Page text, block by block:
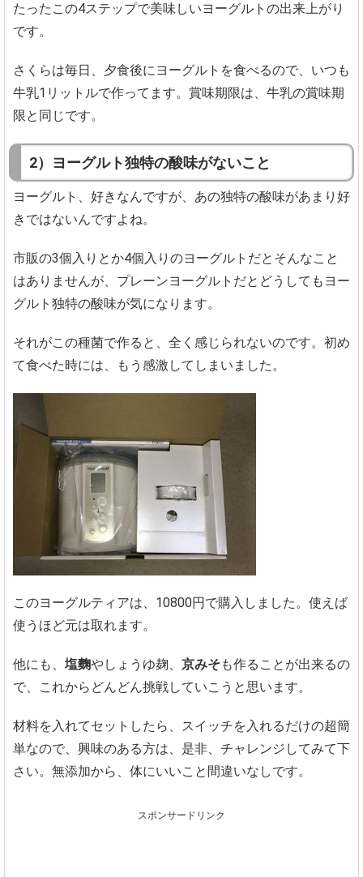
たったこの4ステップで美味しいヨーグルトの出来上がり
です。
さくらは毎日、夕食後にヨーグルトを食べるので、いつも
牛乳1リットルで作ってます。賞味期限は、牛乳の賞味期
限と同じです。
2）ヨーグルト独特の酸味がないこと
ヨーグルト、好きなんですが、あの独特の酸味があまり好
きではないんですよね。
市販の3個入りとか4個入りのヨーグルトだとそんなこと
はありませんが、プレーンヨーグルトだとどうしてもヨー
グルト独特の酸味が気になります。
それがこの種菌で作ると、全く感じられないのです。初め
て食べた時には、もう感激してしまいました。
このヨーグルティアは、10800円で購入しました。使えば
使うほど元は取れます。
他にも、 塩麴やしょうゆ麹、 京みそも作ることが出来るの
で、これからどんどん挑戦していこうと思います。
材料を入れてセットしたら、スイッチを入れるだけの超簡
単なので、興味のある方は、是非、チャレンジしてみて下
さい。無添加から、体にいいこと間違いなしです。
スポンサードリンク